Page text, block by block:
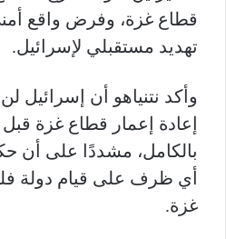
قطاع غزة، وفرض واقع
تهديد مستقبلي لإسرائيل.
وأكد نتنياهو أن إسرائيل
إعادة إعمار قطاع غزة
بالكامل، مشددًا على أن
أي ظرف على قيام دولة
غزة.